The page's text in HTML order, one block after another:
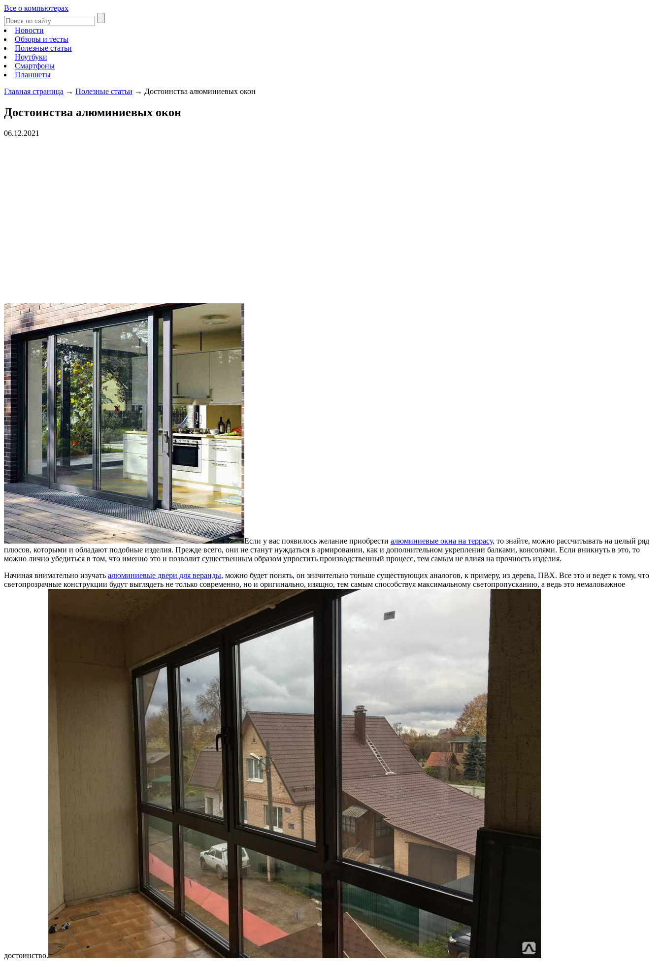
Все о компьютерах
Новости
Обзоры и тесты
Полезные статьи
Ноутбуки
Смартфоны
Планшеты
Главная страница → Полезные статьи → Достоинства алюминиевых окон
Достоинства алюминиевых окон
06.12.2021
Если у вас появилось желание приобрести алюминиевые окна на террасу, то знайте, можно рассчитывать на целый ряд
плюсов, которыми и обладают подобные изделия. Прежде всего, они не станут нуждаться в армировании, как и дополнительном укреплении балками, консолями. Если вникнуть в это, то
можно лично убедиться в том, что именно это и позволит существенным образом упростить производственный процесс, тем самым не влияя на прочность изделия.
Начиная внимательно изучать алюминиевые двери для веранды, можно будет понять, он значительно тоньше существующих аналогов, к примеру, из дерева, ПВХ. Все это и ведет к тому, что
светопрозрачные конструкции будут выглядеть не только современно, но и оригинально, изящно, тем самым способствуя максимальному светопропусканию, а ведь это немаловажное
достоинство.